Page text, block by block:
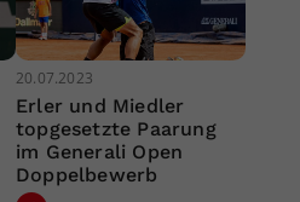
20.07.2023
Erler und Miedler
topgesetzte Paarung
im Generali Open
Doppelbewerb